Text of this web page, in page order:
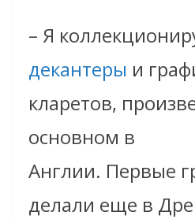
– Я
декантеры и
кларетов,
основном в
Англии. Первые
делали еще в